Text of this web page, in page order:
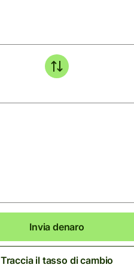
Invia denaro
Traccia il tasso di cambio